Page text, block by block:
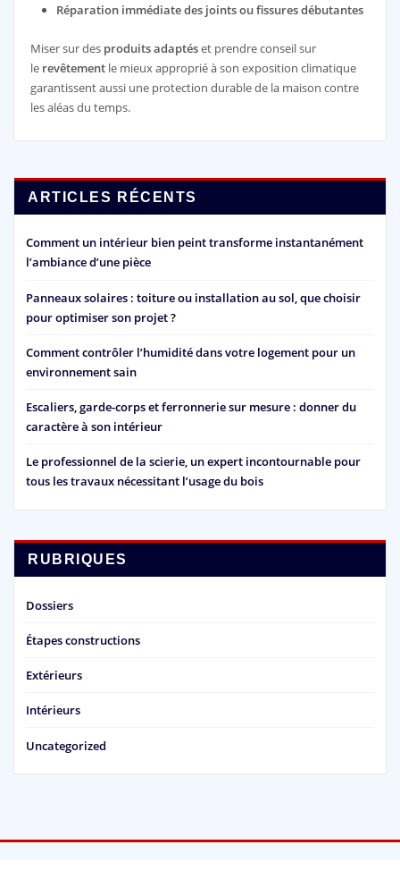
Réparation immédiate des joints ou fissures débutantes
Miser sur des produits adaptéset prendre conseil sur
le revêtementle mieux approprié à son exposition climatique
garantissent aussi une protection durable de la maison contre
les aléas du temps.
ARTICLES RÉCENTS
Comment un intérieur bien peint transforme instantanément
l’ambiance d’une pièce
Panneaux solaires : toiture ou installation au sol, que choisir
pour optimiser son projet ?
Comment contrôler l’humidité dans votre logement pour un
environnement sain
Escaliers, garde-corps et ferronnerie sur mesure : donner du
caractère à son intérieur
Le professionnel de la scierie, un expert incontournable pour
tous les travaux nécessitant l’usage du bois
RUBRIQUES
Dossiers
Étapes constructions
Extérieurs
Intérieurs
Uncategorized